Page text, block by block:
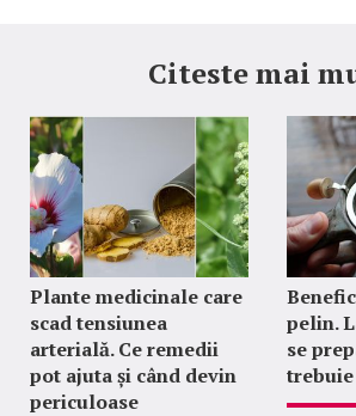
Citeste mai
Plante medicinale care
scad tensiunea
arterială. Ce remedii
pot ajuta și când devin
periculoase
pelin.
se